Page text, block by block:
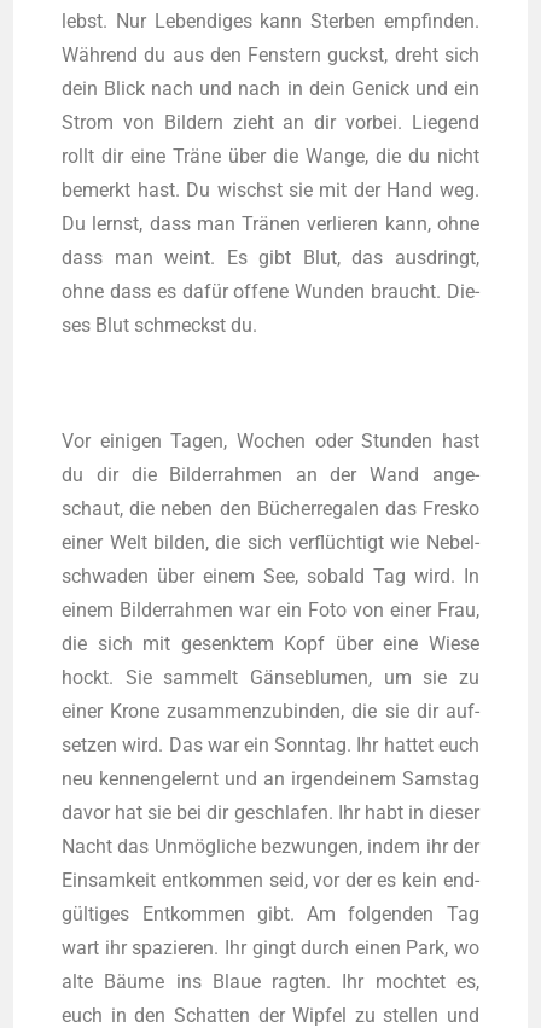
lebst. Nur Leben­di­ges kann Ster­ben emp­fin­den.
Wäh­rend du aus den Fens­tern guckst, dreht sich
dein Blick nach und nach in dein Genick und ein
Strom von Bil­dern zieht an dir vor­bei. Lie­gend
rollt dir eine Trä­ne über die Wan­ge, die du nicht
bemerkt hast. Du wischst sie mit der Hand weg.
Du lernst, dass man Trä­nen ver­lie­ren kann, ohne
dass man weint. Es gibt Blut, das aus­dringt,
ohne dass es dafür offe­ne Wun­den braucht. Die­
ses Blut schmeckst du.
Vor eini­gen Tagen, Wochen oder Stun­den hast
du dir die Bil­der­rah­men an der Wand ange­
schaut, die neben den Bücher­re­ga­len das Fres­ko
einer Welt bil­den, die sich ver­flüch­tigt wie Nebel­
schwa­den über einem See, sobald Tag wird. In
einem Bil­der­rah­men war ein Foto von einer Frau,
die sich mit gesenk­tem Kopf über eine Wie­se
hockt. Sie sam­melt Gän­se­blu­men, um sie zu
einer Kro­ne zusam­men­zu­bin­den, die sie dir auf­
set­zen wird. Das war ein Sonn­tag. Ihr hat­tet euch
neu ken­nen­ge­lernt und an irgend­ei­nem Sams­tag
davor hat sie bei dir geschla­fen. Ihr habt in die­ser
Nacht das Unmög­li­che bezwun­gen, indem ihr der
Ein­sam­keit ent­kom­men seid, vor der es kein end­
gül­ti­ges Ent­kom­men gibt. Am fol­gen­den Tag
wart ihr spa­zie­ren. Ihr gingt durch einen Park, wo
alte Bäu­me ins Blaue rag­ten. Ihr moch­tet es,
euch in den Schat­ten der Wip­fel zu stel­len und